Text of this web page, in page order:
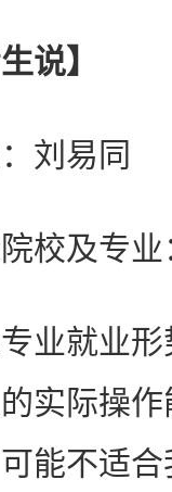
】
易同
及专业
就业形
实际操
能不适